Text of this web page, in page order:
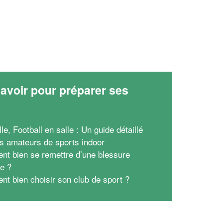
pour préparer ses
Football en salle : Un guide détaillé
amateurs de sports indoor
bien se remettre d’une blessure
?
bien choisir son club de sport ?